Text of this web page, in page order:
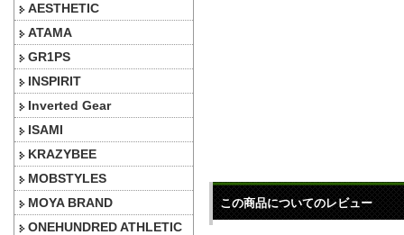
AESTHETIC
ATAMA
GR1PS
INSPIRIT
Inverted Gear
ISAMI
KRAZYBEE
MOBSTYLES
MOYA BRAND
ONEHUNDRED ATHLETIC
この商品についてのレビュー